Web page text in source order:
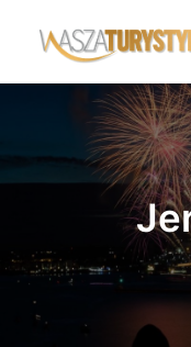
Księga wspomnień
Biura podróży
Noclegi
Polska
Świat